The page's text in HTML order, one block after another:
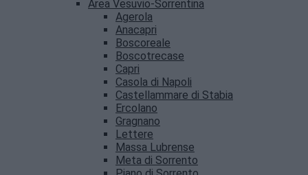
Area Vesuvio-Sorrentina
Agerola
Anacapri
Boscoreale
Boscotrecase
Capri
Casola di Napoli
Castellammare di Stabia
Ercolano
Gragnano
Lettere
Massa Lubrense
Meta di Sorrento